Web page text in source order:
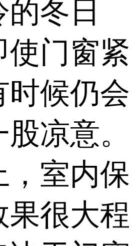
的冬日
门窗紧
时候仍会
股凉意。